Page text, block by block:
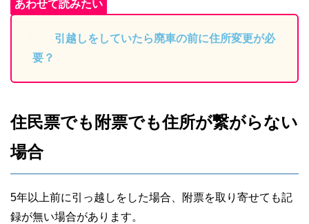
引越しをしていたら廃車の前に住所変更が必
要？
住民票でも附票でも住所が繋がらない
場合
5年以上前に引っ越しをした場合、附票を取り寄せても記
録が無い場合があります。